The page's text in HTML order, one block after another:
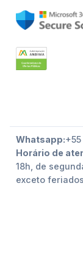
Whatsapp:+55
Horário de
18h, de
exceto feriados